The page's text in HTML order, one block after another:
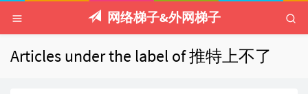
网络梯子&外网梯子
Articles under the label of 推特上不了